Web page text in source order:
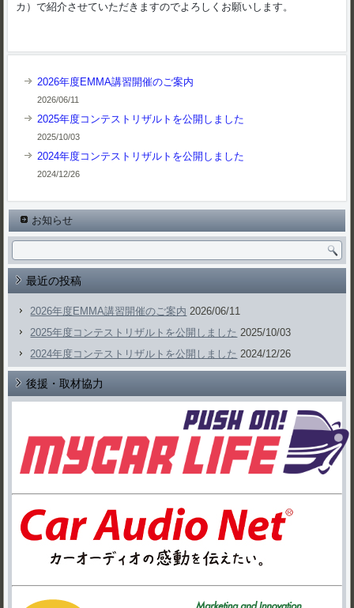
カ）で紹介させていただきますのでよろしくお願いします。
2026年度EMMA講習開催のご案内
2026/06/11
2025年度コンテストリザルトを公開しました
2025/10/03
2024年度コンテストリザルトを公開しました
2024/12/26
お知らせ
最近の投稿
2026年度EMMA講習開催のご案内 2026/06/11
2025年度コンテストリザルトを公開しました 2025/10/03
2024年度コンテストリザルトを公開しました 2024/12/26
後援・取材協力